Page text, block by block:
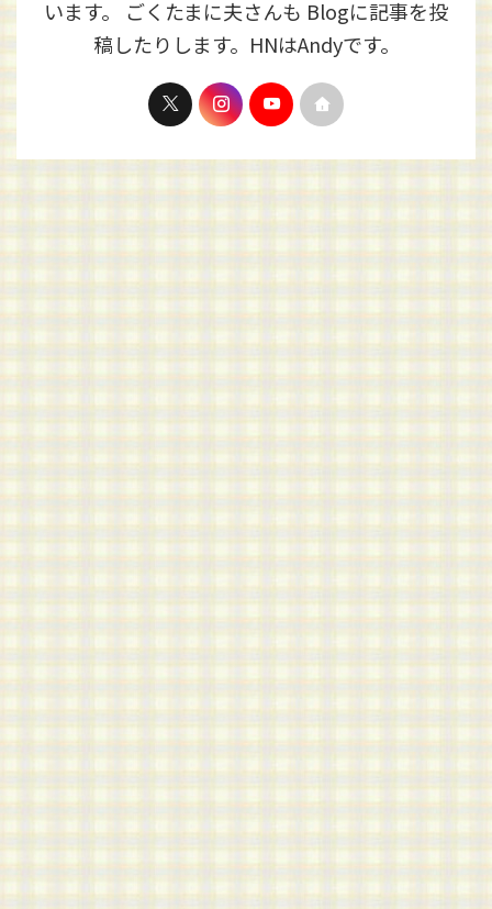
います。 ごくたまに夫さんも Blogに記事を投
稿したりします。HNはAndyです。